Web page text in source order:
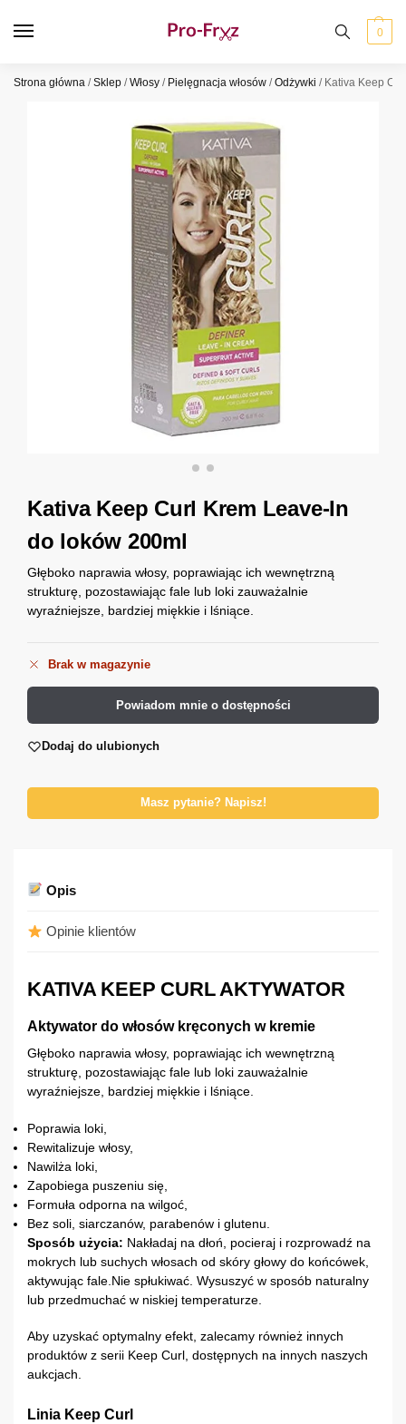
0
Strona główna /Sklep /Włosy / Pielęgnacja włosów /Odżywki / Kativa Keep
Kativa Keep Curl Krem Leave-In
do loków 200ml
Głęboko naprawia włosy, poprawiając ich wewnętrzną
strukturę, pozostawiając fale lub loki zauważalnie
wyraźniejsze, bardziej miękkie i lśniące.
Brak w magazynie
Powiadom mnie o dostępności
Dodaj do ulubionych
Masz pytanie? Napisz!
Opis
Opinie klientów
KATIVA KEEP CURL AKTYWATOR
Aktywator do włosów kręconych w kremie
Głęboko naprawia włosy, poprawiając ich wewnętrzną
strukturę, pozostawiając fale lub loki zauważalnie
wyraźniejsze, bardziej miękkie i lśniące.
Poprawia loki,
Rewitalizuje włosy,
Nawilża loki,
Zapobiega puszeniu się,
Formuła odporna na wilgoć,
Bez soli, siarczanów, parabenów i glutenu.
Sposób użycia: Nakładaj na dłoń, pocieraj i rozprowadź na
mokrych lub suchych włosach od skóry głowy do końcówek,
aktywując fale.Nie spłukiwać. Wysuszyć w sposób naturalny
lub przedmuchać w niskiej temperaturze.
Aby uzyskać optymalny efekt, zalecamy również innych
produktów z serii Keep Curl, dostępnych na innych naszych
aukcjach.
Linia Keep Curl